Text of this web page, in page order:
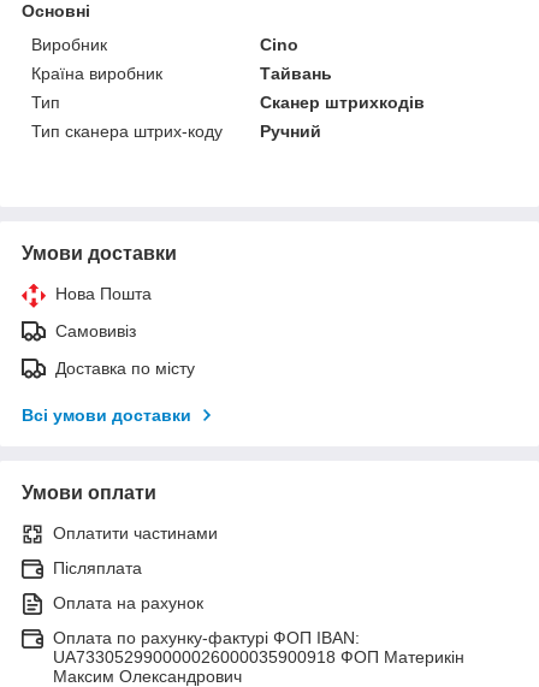
Основні
Виробник
Cino
Країна виробник
Тайвань
Тип
Сканер штрихкодів
Тип сканера штрих-коду
Ручний
Умови доставки
Нова Пошта
Самовивіз
Доставка по місту
Всі умови доставки
Умови оплати
Оплатити частинами
Післяплата
Оплата на рахунок
Оплата по рахунку-фактурі ФОП IBAN:
UA733052990000026000035900918 ФОП Материкін
Максим Олександрович